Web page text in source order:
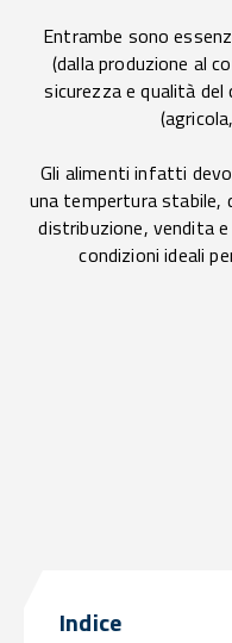
Entrambe sono
(dalla produzione al
sicurezza e qualità del
Gli alimenti infatti
una tempertura stabile,
distribuzione, vendita
condizioni ideali
Indice